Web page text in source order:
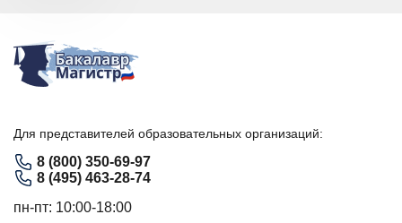
Для представителей образовательных организаций:
8 (800) 350-69-97
8 (495) 463-28-74
пн-пт: 10:00-18:00